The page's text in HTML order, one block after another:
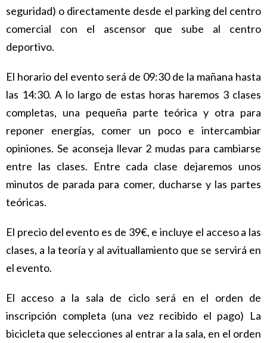
seguridad) o directamente desde el parking del centro
comercial con el ascensor que sube al centro
deportivo.
El horario del evento será de 09:30 de la mañana hasta
las 14:30. A lo largo de estas horas haremos 3 clases
completas, una pequeña parte teórica y otra para
reponer energías, comer un poco e intercambiar
opiniones. Se aconseja llevar 2 mudas para cambiarse
entre las clases. Entre cada clase dejaremos unos
minutos de parada para comer, ducharse y las partes
teóricas.
El precio del evento es de 39€, e incluye el acceso a las
clases, a la teoría y al avituallamiento que se servirá en
el evento.
El acceso a la sala de ciclo será en el orden de
inscripción completa (una vez recibido el pago) La
bicicleta que selecciones al entrar a la sala, en el orden